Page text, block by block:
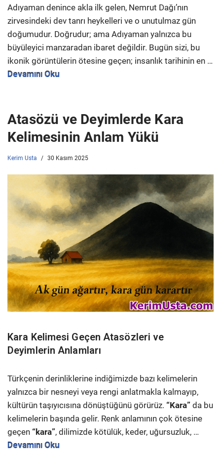
Adıyaman denince akla ilk gelen, Nemrut Dağı’nın
zirvesindeki dev tanrı heykelleri ve o unutulmaz gün
doğumudur. Doğrudur; ama Adıyaman yalnızca bu
büyüleyici manzaradan ibaret değildir. Bugün sizi, bu
ikonik görüntülerin ötesine geçen; insanlık tarihinin en …
Devamını Oku
Atasözü ve Deyimlerde Kara
Kelimesinin Anlam Yükü
Kerim Usta 30 Kasım 2025
Kara Kelimesi Geçen Atasözleri ve
Deyimlerin Anlamları
Türkçenin derinliklerine indiğimizde bazı kelimelerin
yalnızca bir nesneyi veya rengi anlatmakla kalmayıp,
kültürün taşıyıcısına dönüştüğünü görürüz. “Kara” da bu
kelimelerin başında gelir. Renk anlamının çok ötesine
geçen “kara”, dilimizde kötülük, keder, uğursuzluk, …
Devamını Oku